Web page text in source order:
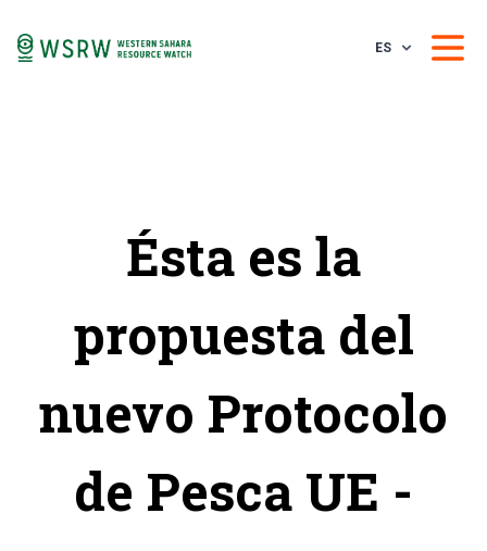
ES
Ésta es la
propuesta del
nuevo Protocolo
de Pesca UE -